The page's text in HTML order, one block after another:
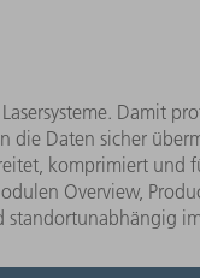
Damit
die Daten sicher
komprimiert und
Overview,
standortunabhängig